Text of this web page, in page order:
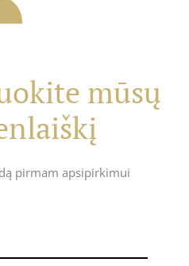
mūsų
pirmam apsipirkimui